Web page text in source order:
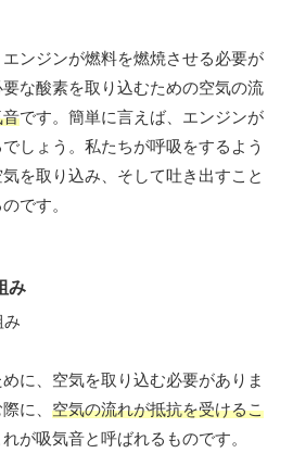
ンジンが燃料を燃焼させる必要が
な酸素を取り込むための空気の流
音です。簡単に言えば、エンジンが
しょう。私たちが呼吸をするよう
を取り込み、そして吐き出すこと
です。
み
に、空気を取り込む必要がありま
に、 空気の流れが抵抗を受けるこ
が吸気音と呼ばれるものです。